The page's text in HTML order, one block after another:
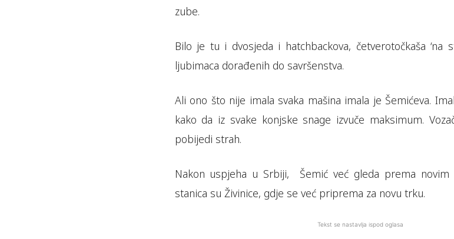
zube.
Bilo je tu i dvosjeda i hatchbackova, četverotočkaša ‘na
ljubimaca dorađenih do savršenstva.
Ali ono što nije imala svaka mašina imala je Šemićeva.
kako da iz svake konjske snage izvuče maksimum.
pobijedi strah.
Nakon uspjeha u Srbiji, Šemić već gleda prema novim
stanica su Živinice, gdje se već priprema za novu trku.
Tekst se nastavlja ispod oglasa